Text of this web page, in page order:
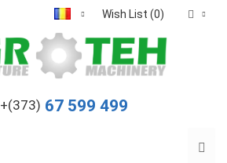
Wish List (0)
+(373) 67 599 499